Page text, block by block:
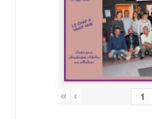
« ‹